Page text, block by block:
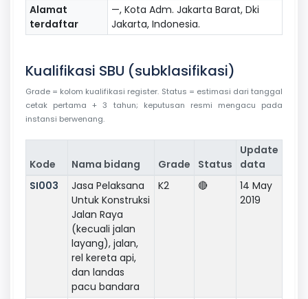
Alamat
terdaftar
—, Kota Adm. Jakarta Barat, Dki
Jakarta, Indonesia.
Kualifikasi SBU (subklasifikasi)
Grade = kolom kualifikasi register. Status = estimasi dari tanggal
cetak pertama + 3 tahun; keputusan resmi mengacu pada
instansi berwenang.
Kode Nama bidang Grade Status
Update
data
SI003
Jasa Pelaksana
Untuk Konstruksi
Jalan Raya
(kecuali jalan
layang), jalan,
rel kereta api,
dan landas
pacu bandara
K2 🔴
14 May
2019